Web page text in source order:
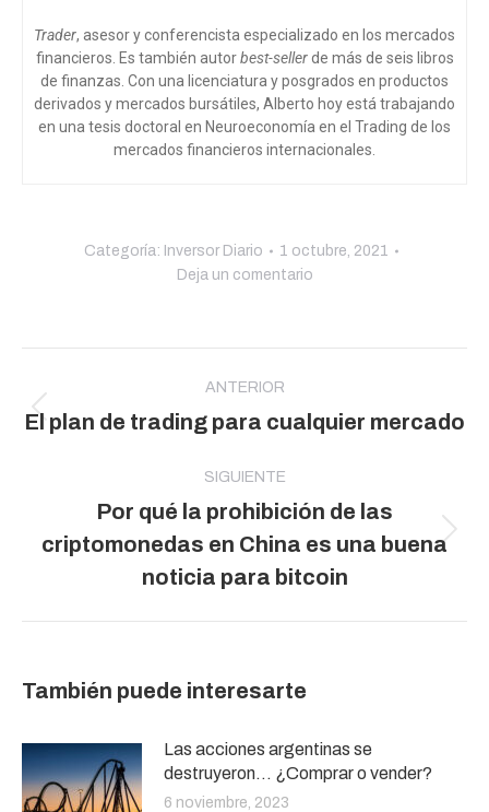
Trader, asesor y conferencista especializado en los mercados
financieros. Es también autorbest-sellerde más de seis libros
de finanzas. Con una licenciatura y posgrados en productos
derivados y mercados bursátiles, Alberto hoy está trabajando
en una tesis doctoral en Neuroeconomía en el Trading de los
mercados financieros internacionales.
Categoría: Inversor Diario
1 octubre, 2021
Deja un comentario
entre
publicaciones
ANTERIOR
Publicación
El plan de trading para cualquier mercado
SIGUIENTE
Publicación
Por qué la prohibición de las
criptomonedas en China es una buena
noticia para bitcoin
También puede interesarte
Las acciones argentinas se
destruyeron… ¿Comprar o vender?
6 noviembre, 2023